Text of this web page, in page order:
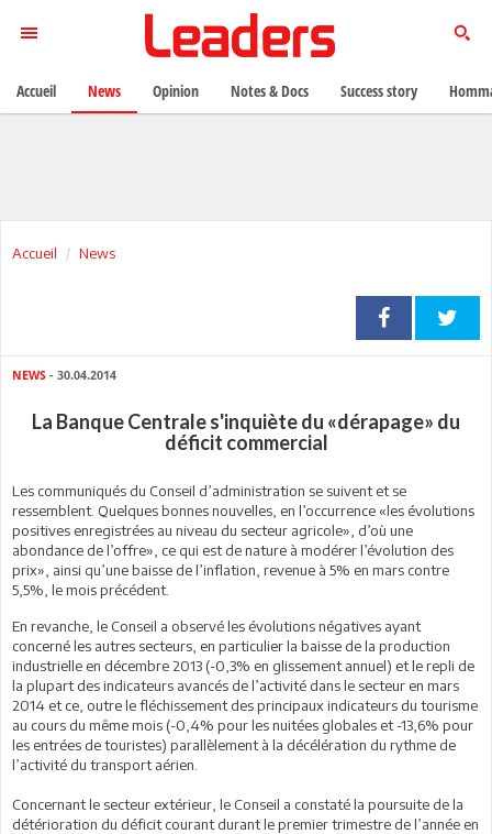
Accueil News
NEWS - 30.04.2014
La Banque Centrale s'inquiète du «dérapage» du
déficit commercial
Les communiqués du Conseil d’administration se suivent et se
ressemblent. Quelques bonnes nouvelles, en l’occurrence «les évolutions
positives enregistrées au niveau du secteur agricole», d’où une
abondance de l’offre», ce qui est de nature à modérer l’évolution des
prix», ainsi qu’une baisse de l’inflation, revenue à 5% en mars contre
5,5%, le mois précédent.
En revanche, le Conseil a observé les évolutions négatives ayant
concerné les autres secteurs, en particulier la baisse de la production
industrielle en décembre 2013 (-0,3% en glissement annuel) et le repli de
la plupart des indicateurs avancés de l’activité dans le secteur en mars
2014 et ce, outre le fléchissement des principaux indicateurs du tourisme
au cours du même mois (-0,4% pour les nuitées globales et -13,6% pour
les entrées de touristes) parallèlement à la décélération du rythme de
l’activité du transport aérien.
Concernant le secteur extérieur, le Conseil a constaté la poursuite de la
détérioration du déficit courant durant le premier trimestre de l’année en
Accueil News Opinion Notes & Docs Success story